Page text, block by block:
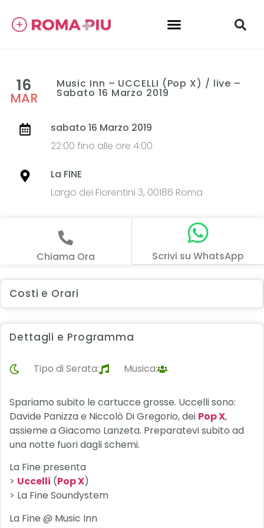
16
MAR
Music Inn – UCCELLI (Pop X) / live –
Sabato 16 Marzo 2019
sabato 16 Marzo 2019
22:00 fino alle ore 4:00
La FINE
Largo dei Fiorentini 3, 00186 Roma
Chiama Ora Scrivi su WhatsApp
Costi e Orari
Dettagli e Programma
Tipo di Serata: Musica:
Spariamo subito le cartucce grosse. Uccelli sono:
Davide Panizza e Niccolò Di Gregorio, dei Pop X,
assieme a Giacomo Lanzeta. Preparatevi subito ad
una notte fuori dagli schemi.
La Fine presenta
> Uccelli (Pop X)
> La Fine Soundystem
La Fine @ Music Inn